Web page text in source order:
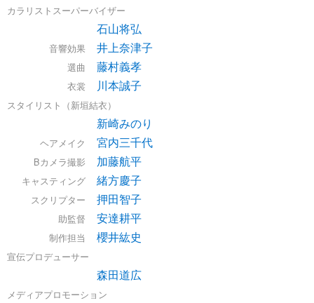
カラリストスーパーバイザー
石山将弘
音響効果 井上奈津子
選曲 藤村義孝
衣裳 川本誠子
スタイリスト（新垣結衣）
新崎みのり
ヘアメイク 宮内三千代
Bカメラ撮影 加藤航平
キャスティング 緒方慶子
スクリプター 押田智子
助監督 安達耕平
制作担当 櫻井紘史
宣伝プロデューサー
森田道広
メディアプロモーション